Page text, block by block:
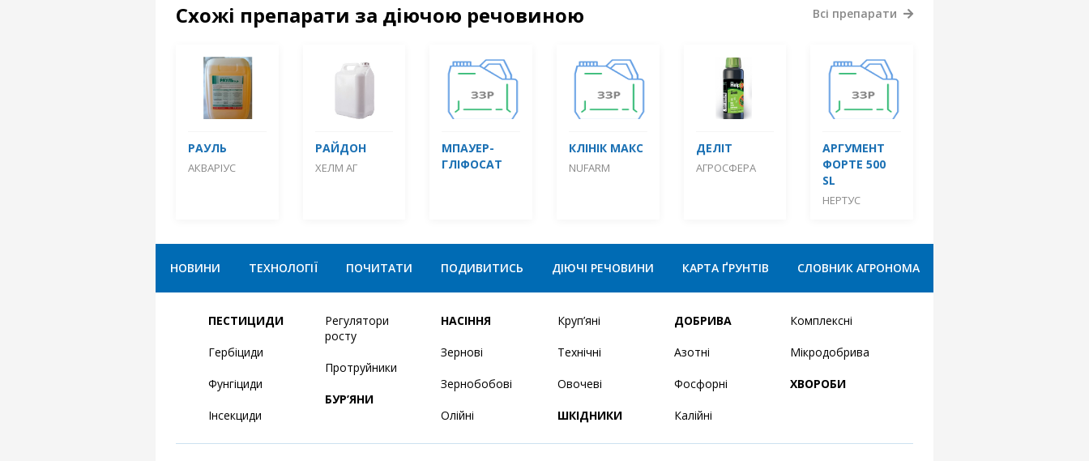
Схожі препарати за діючою речовиною
РАУЛЬ
АКВАРІУС
РАЙДОН
ХЕЛМ АГ
МПАУЕР-
ГЛІФОСАТ
КЛІНІК МАКС
NUFARM
ДЕЛІТ
АГРОСФЕРА
АРГУМЕНТ
ФОРТЕ 500
SL
НЕРТУС
Всі препарати
НОВИНИ ТЕХНОЛОГІЇ ПОЧИТАТИ ПОДИВИТИСЬ ДІЮЧІ РЕЧОВИНИ КАРТА ҐРУНТІВ СЛОВНИК АГРОНОМА
ПЕСТИЦИДИ
Гербіциди
Фунгіциди
Інсекциди
Регулятори
росту
Протруйники
БУР’ЯНИ
НАСІННЯ
Зернові
Зернобобові
Олійні
Круп’яні
Технічні
Овочеві
ШКІДНИКИ
ДОБРИВА
Азотні
Фосфорні
Калійні
Комплексні
Мікродобрива
ХВОРОБИ